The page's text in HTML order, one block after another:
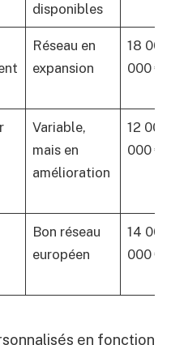
disponibles
Réseau en
expansion
18
000 €
Variable,
mais en
amélioration
12
000 €
Bon réseau
européen
14
000 €
en fonction